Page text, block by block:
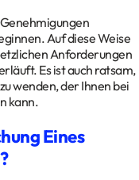
Auf diese Weise
Anforderungen
Es ist auch ratsam,
wenden, der Ihnen bei
kann.
Eines